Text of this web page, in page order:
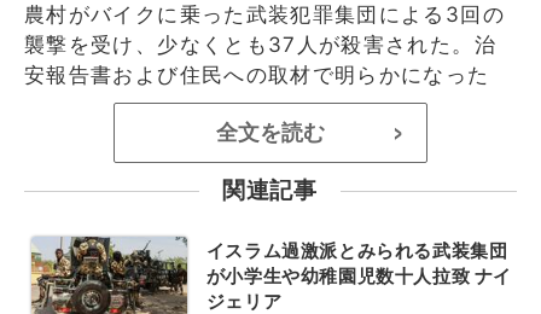
農村がバイクに乗った武装犯罪集団による3回の
襲撃を受け、少なくとも37人が殺害された。治
安報告書および住民への取材で明らかになった
全文を読む >
関連記事
イスラム過激派とみられる武装集団
が小学生や幼稚園児数十人拉致 ナイ
ジェリア